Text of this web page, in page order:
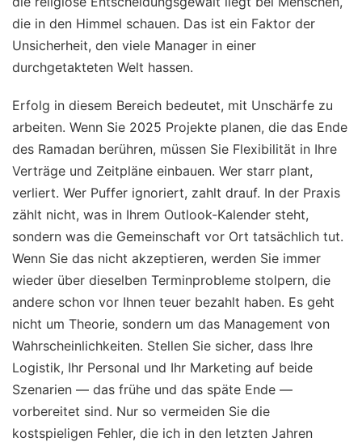
die in den Himmel schauen. Das ist ein Faktor der
Unsicherheit, den viele Manager in einer
durchgetakteten Welt hassen.
Erfolg in diesem Bereich bedeutet, mit Unschärfe zu
arbeiten. Wenn Sie 2025 Projekte planen, die das Ende
des Ramadan berühren, müssen Sie Flexibilität in Ihre
Verträge und Zeitpläne einbauen. Wer starr plant,
verliert. Wer Puffer ignoriert, zahlt drauf. In der Praxis
zählt nicht, was in Ihrem Outlook-Kalender steht,
sondern was die Gemeinschaft vor Ort tatsächlich tut.
Wenn Sie das nicht akzeptieren, werden Sie immer
wieder über dieselben Terminprobleme stolpern, die
andere schon vor Ihnen teuer bezahlt haben. Es geht
nicht um Theorie, sondern um das Management von
Wahrscheinlichkeiten. Stellen Sie sicher, dass Ihre
Logistik, Ihr Personal und Ihr Marketing auf beide
Szenarien — das frühe und das späte Ende —
vorbereitet sind. Nur so vermeiden Sie die
kostspieligen Fehler, die ich in den letzten Jahren